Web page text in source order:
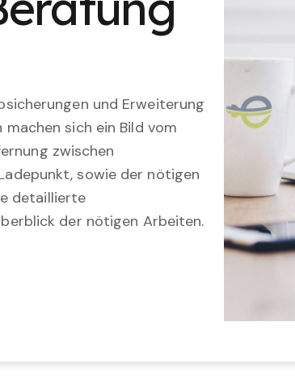
und Erweiterung
sich ein Bild vom
zwischen
sowie der nötigen
detaillierte
der nötigen Arbeiten.